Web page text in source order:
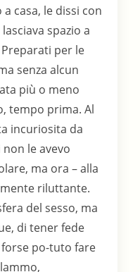
casa, le dissi con
spazio a
Preparati per le
senza alcun
più o meno
tempo prima. Al
incuriosita da
le avevo
ma ora – alla
riluttante.
del sesso, ma
di tener fede
po-tuto fare